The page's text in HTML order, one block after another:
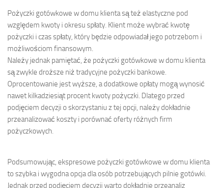
Pożyczki gotówkowe w domu klienta są też elastyczne pod
względem kwoty i okresu spłaty. Klient może wybrać kwotę
pożyczki i czas spłaty, który będzie odpowiadał jego potrzebom i
możliwościom finansowym.
Należy jednak pamiętać, że pożyczki gotówkowe w domu klienta
są zwykle droższe niż tradycyjne pożyczki bankowe.
Oprocentowanie jest wyższe, a dodatkowe opłaty mogą wynosić
nawet kilkadziesiąt procent kwoty pożyczki. Dlatego przed
podjęciem decyzji o skorzystaniu z tej opcji, należy dokładnie
przeanalizować koszty i porównać oferty różnych firm
pożyczkowych.
Podsumowując, ekspresowe pożyczki gotówkowe w domu klienta
to szybka i wygodna opcja dla osób potrzebujących pilnie gotówki.
Jednak przed podjęciem decyzji warto dokładnie przeanaliz